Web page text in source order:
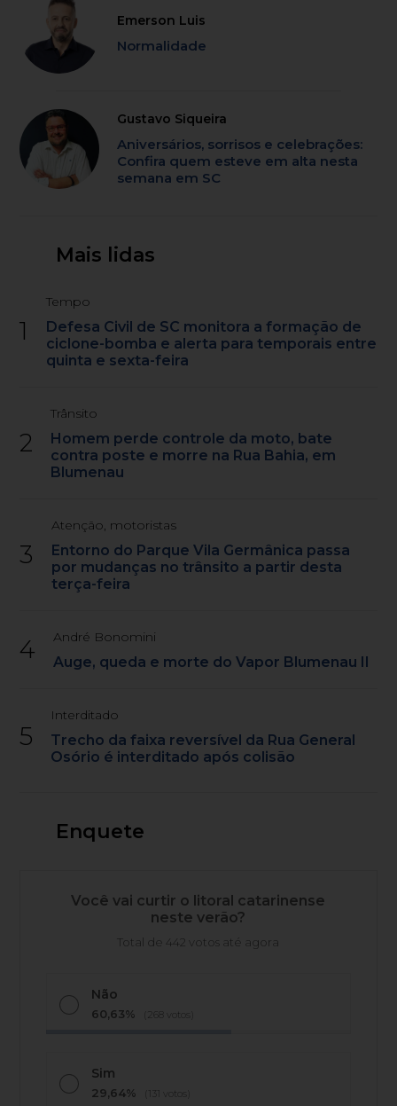
Emerson Luis
Normalidade
Gustavo Siqueira
Aniversários, sorrisos e celebrações:
Confira quem esteve em alta nesta
semana em SC
Mais lidas
1
Tempo
Defesa Civil de SC monitora a formação de
ciclone-bomba e alerta para temporais entre
quinta e sexta-feira
2
Trânsito
Homem perde controle da moto, bate
contra poste e morre na Rua Bahia, em
Blumenau
3
Atenção, motoristas
Entorno do Parque Vila Germânica passa
por mudanças no trânsito a partir desta
terça-feira
4 André Bonomini
Auge, queda e morte do Vapor Blumenau II
5
Interditado
Trecho da faixa reversível da Rua General
Osório é interditado após colisão
Enquete
Você vai curtir o litoral catarinense
neste verão?
Total de 442 votos até agora
Não
60,63% (268 votos)
Sim
29,64% (131 votos)